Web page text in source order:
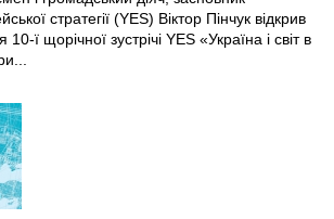
стратегії (YES) Віктор Пінчук відкрив
10-ї щорічної зустрічі YES «Україна і світ в